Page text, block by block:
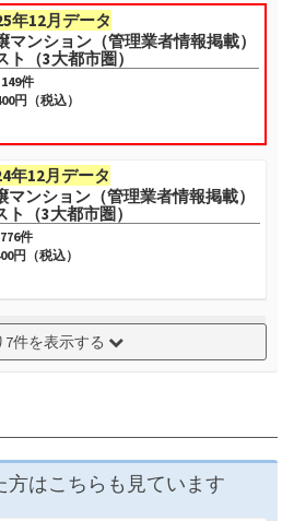
年12月データ
マンション（管理業者情報掲載）
ト（3大都市圏）
件
円（税込）
年12月データ
マンション（管理業者情報掲載）
ト（3大都市圏）
件
円（税込）
年06月データ
マンション（管理業者情報掲載）
年12月データ
マンション（管理業者情報掲載）
年07月データ
マンション（管理業者情報掲載）
年12月データ
マンション（管理業者情報掲載）
年06月データ
マンション（管理業者情報掲載）
年12月データ
マンション（管理業者情報掲載）
年06月データ
マンション（管理業者情報掲載）
7件を表示する
方はこちらも見ています